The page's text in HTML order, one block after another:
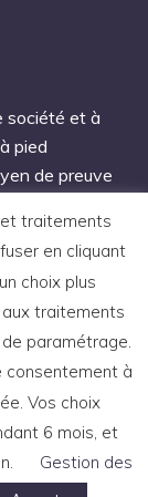
société et à
pied
de preuve
à l’entreprise
travail autorise
de
traitements
en cliquant
choix plus
aux traitements
paramétrage.
consentement à
Vos choix
6 mois, et
Gestion des